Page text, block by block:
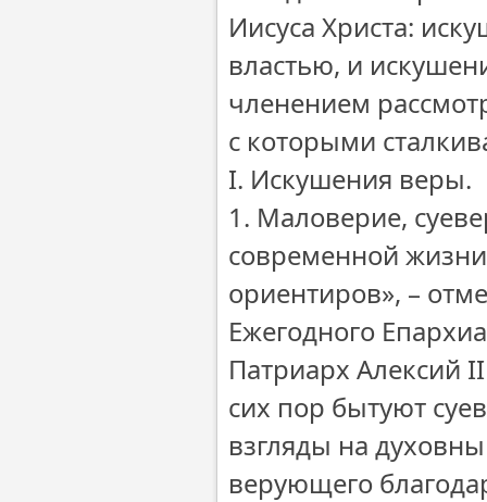
Иисуса Христа:
властью, и
членением
с которыми
I. Искушения веры.
1. Маловерие,
современной
ориентиров», –
Ежегодного
Патриарх Алексий
сих пор бытуют
взгляды на
верующего